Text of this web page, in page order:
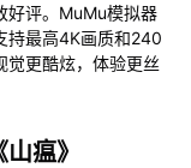
好评。MuMu模拟器
持最高4K画质和240
觉更酷炫，体验更丝
瘟》